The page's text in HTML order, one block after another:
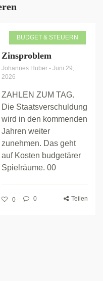
BUDGET & STEUERN
Zinsproblem
Johannes Huber - Juni 29,
2026
ZAHLEN ZUM TAG.
Die Staatsverschuldung
wird in den kommenden
Jahren weiter
zunehmen. Das geht
auf Kosten budgetärer
Spielräume. 00
0 0 Teilen